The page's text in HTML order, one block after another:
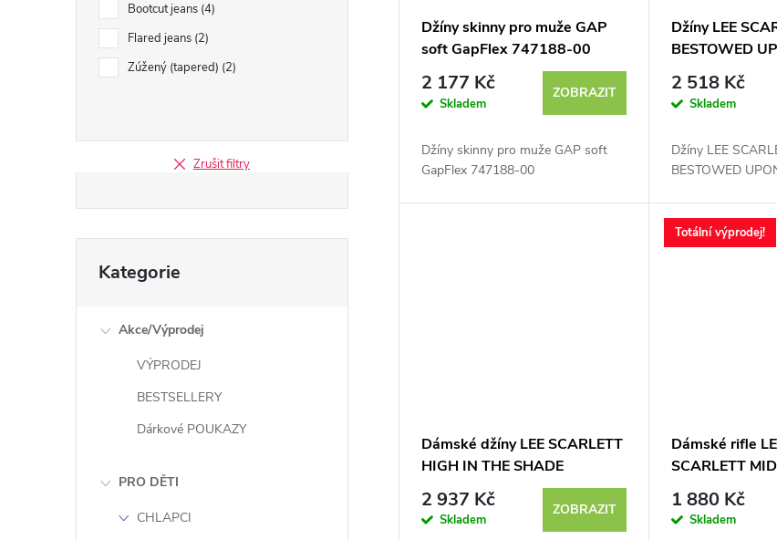
Bootcut jeans 4
Flared jeans 2
Zúžený (tapered) 2
Zrušit filtry
kategorie
Kategorie
Akce/Výprodej
VÝPRODEJ
BESTSELLERY
Dárkové POUKAZY
PRO DĚTI
CHLAPCI
Džíny skinny pro muže GAP
soft GapFlex 747188-00
2 177 Kč
Skladem
ZOBRAZIT
Džíny skinny pro muže GAP soft
GapFlex 747188-00
Džíny LEE
BESTOWED
112370898
2 518 Kč
Skladem
Džíny LEE
BESTOWED
Dámské džíny LEE SCARLETT
HIGH IN THE SHADE
112346881
2 937 Kč
Skladem
ZOBRAZIT
Totální výprodej!
Dámské rifle
SCARLETT
1 880 Kč
Skladem